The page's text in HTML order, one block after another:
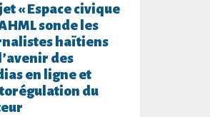
« Espace civique
sonde les
haïtiens
des
en ligne et
du